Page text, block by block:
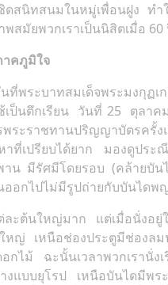
สนิทสนมในหมู่เพื่อนฝูง ทำ
สมัยพวกเราเป็นนิสิตเมื่อ
าคภูมิใจ
พระบาทสมเด็จพระมงกุฏ
ป็นตึกเรียน วันที่ 25 ตุลาค
ระราชทานปริญญาบัตรค
ที่เปรียบได้ยาก มองดูปร
น มีรัศมีโดยรอบ (คล้ายบัน
อกไปไม่มีรูปถ่ายกับบันไดพ
ละต้นใหญ่มาก แต่เมื่อนั่งอ
หญ่ เหนือช่องประตูมีช่องล
กไม้ ฉะนั้นเวลาพวกเรานั่
งแบบยุโรป เหนือบันไดมีพ